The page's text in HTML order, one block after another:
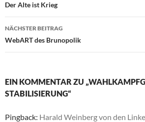
Der Alte ist Krieg
NÄCHSTER BEITRAG
WebART des Brunopolik
EIN KOMMENTAR ZU
STABILISIERUNG“
Pingback: Harald Weinberg von den